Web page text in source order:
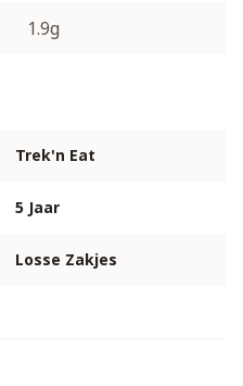
1.9g
Trek'n Eat
5 Jaar
Losse Zakjes